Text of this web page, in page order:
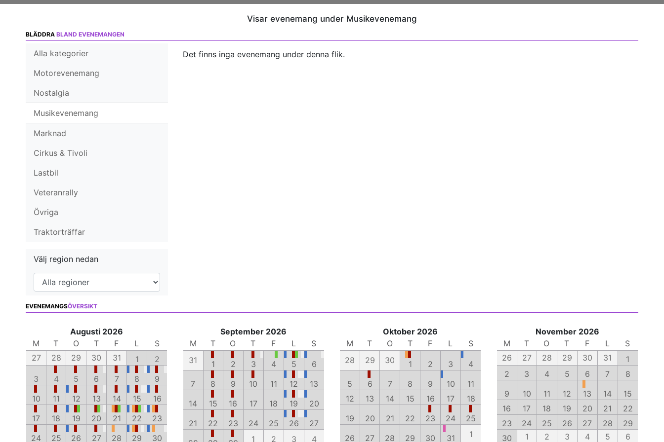
Visar evenemang under Musikevenemang
BLÄDDRA BLAND EVENEMANGEN
Alla kategorier
Motorevenemang
Nostalgia
Musikevenemang
Marknad
Cirkus & Tivoli
Lastbil
Veteranrally
Övriga
Traktorträffar
Välj region nedan
Det finns inga evenemang under denna flik.
EVENEMANGSÖVERSIKT
Augusti 2026
M
T O T F L
S
27
28 29 30 31 1
2
3
4 5 6 7 8
9
10
11 12 13 14 15
16
17
18 19 20 21 22
23
24
25 26 27 28 29 30
September 2026
M
T O T F L
S
31
1 2 3 4 5
6
7
8 9 10 11 12
13
14
15 16 17 18 19
20
21
22 23 24 25 26
27
1 2 3 4
Oktober 2026
M
T O T F L
S
28
29 30 1 2 3
4
5
6 7 8 9 10
11
12
13 14 15 16 17
18
19
20 21 22 23 24
25
26
27 28 29 30 31 1
November 2026
M
T O T F L
S
26
27 28 29 30 31
1
2
3 4 5 6 7
8
9
10 11 12 13 14
15
16
17 18 19 20 21
22
23
24 25 26 27 28
29
30
1 2 3 4 5 6